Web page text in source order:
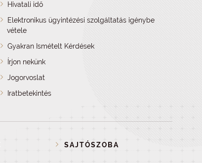
Hivatali idő
Elektronikus ügyintézési szolgáltatás igénybe
vétele
Gyakran Ismételt Kérdések
Írjon nekünk
Jogorvoslat
Iratbetekintés
SAJTÓSZOBA